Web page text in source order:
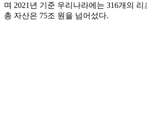
며 2021년 기준 우리나라에는 316개의
총 자산은 75조 원을 넘어섰다.